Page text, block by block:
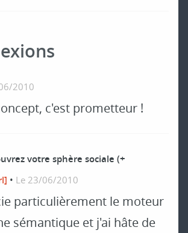
2010
c'est prometteur !
votre sphère sociale (+
• Le 23/06/2010
particulièrement le moteur
sémantique et j'ai hâte de